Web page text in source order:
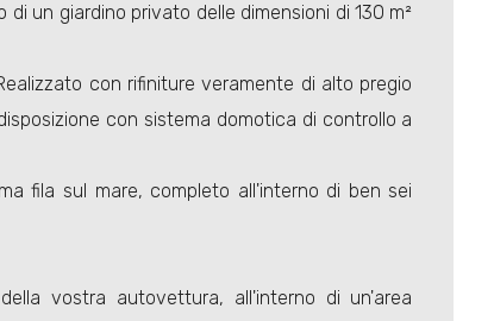
di un giardino privato delle dimensioni di 130 m²
con rifiniture veramente di alto pregio
con sistema domotica di controllo a
fila sul mare, completo all'interno di ben sei
vostra autovettura, all'interno di un'area